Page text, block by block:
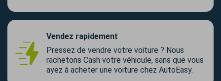
Vendez rapidement
Pressez de vendre votre voiture ? Nous
rachetons Cash votre véhicule, sans que vous
ayez à acheter une voiture chez AutoEasy.